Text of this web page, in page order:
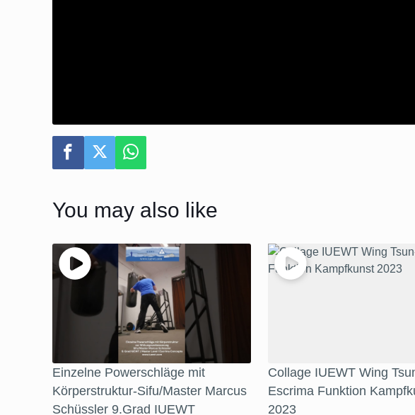
You may also like
Einzelne Powerschläge mit
Körperstruktur-Sifu/Master Marcus
Schüssler 9.Grad IUEWT
Collage IUEWT Wing
Escrima Funktion
2023